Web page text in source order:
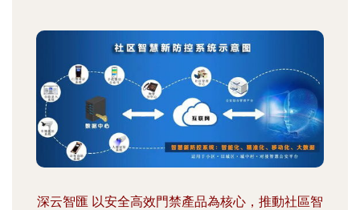
深云智匯 以安全高效門禁產品為核心，推動社區智